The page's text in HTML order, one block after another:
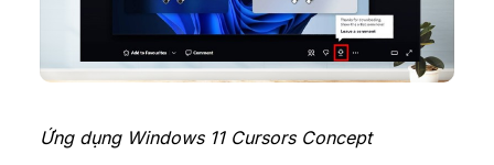
Ứng dụng Windows 11 Cursors Concept